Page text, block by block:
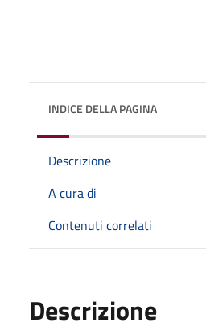
INDICE DELLA PAGINA
Descrizione
A cura di
Contenuti correlati
Descrizione